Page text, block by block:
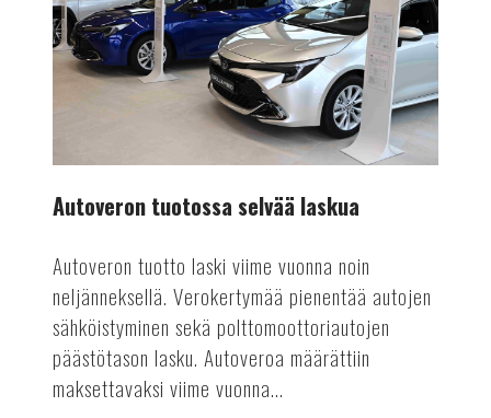
selvää
laskua
Autoveron tuotossa selvää laskua
Autoveron tuotto laski viime vuonna noin
neljänneksellä. Verokertymää pienentää autojen
sähköistyminen sekä polttomoottoriautojen
päästötason lasku. Autoveroa määrättiin
maksettavaksi viime vuonna...